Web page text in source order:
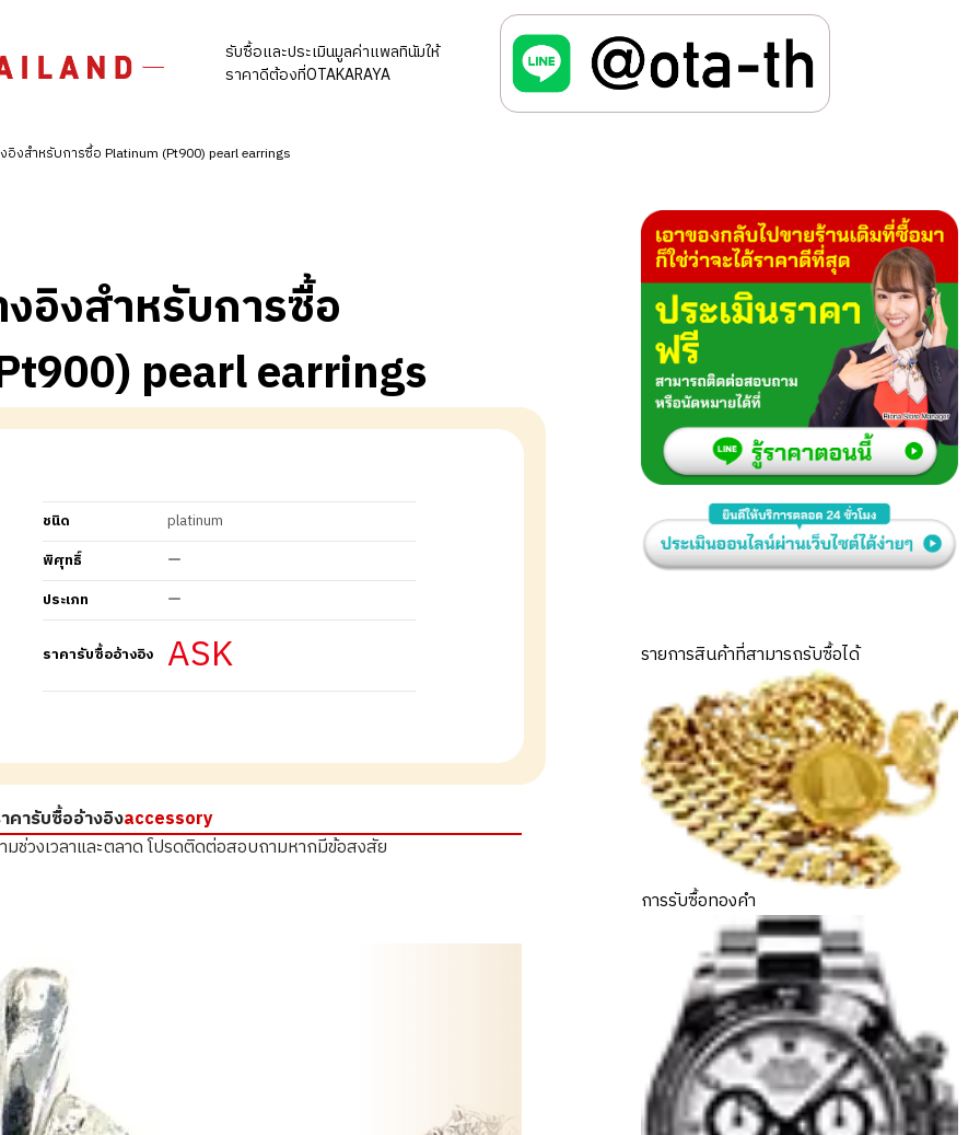
รับซื้อและประเมินมูลค่าแพลทินัมให้
ราคาดีต้องที่OTAKARAYA
อิงสำหรับการซื้อ Platinum (Pt900) pearl earrings
อิงสำหรับการซื้อ
pearl earrings
ชนิด
platinum
พิศุทธิ์
ー
ประเภท
ー
ราคารับซื้ออ้างอิง ASK
คารับซื้ออ้างอิงaccessory
ช่วงเวลาและตลาดโปรดติดต่อสอบถามหากมีข้อสงสัย
รายการสินค้าที่สามารถรับซื้อได้
การรับซื้อทองคำ